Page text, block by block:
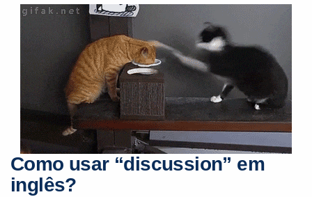
Como usar “discussion” em
inglês?
Preencha com seus dados abaixo e
já vamos te colocar em contato
com a: